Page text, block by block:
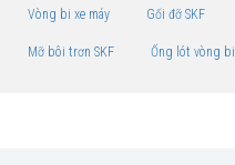
Vòng bi xe máy Gối đỡ SKF
Mỡ bôi trơn SKF Ống lót vòng bi